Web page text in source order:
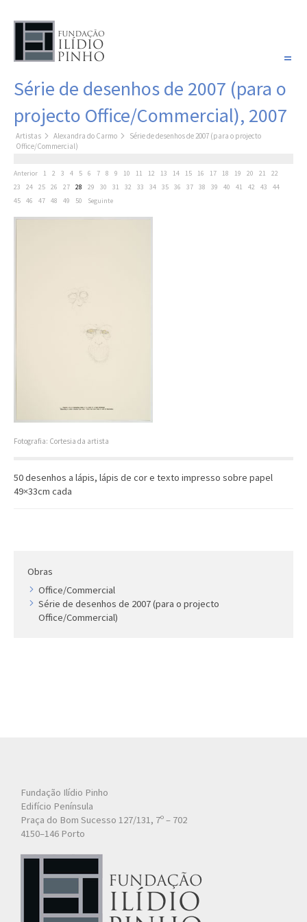
COLEÇÃO SONHOS
Fotografia
Desenho
Cronologia
Série de desenhos de 2007 (para o
projecto Office/Commercial), 2007
Artistas Alexandra do Carmo
Série de desenhos de 2007 (para o projecto
Office/Commercial)
Anterior 1 2 3 4 5 6 7 8 9 10 11 12 13 14 15 16 17 18 19 20 21
22
23
24 25 26 27 28 29 30 31 32 33 34 35 36 37 38 39 40 41 42 43
44
45
46 47 48 49 50 Seguinte
Fotografia: Cortesia da artista
50 desenhos a lápis, lápis de cor e texto impresso sobre papel
49×33cm cada
Obras
Office/Commercial
Série de desenhos de 2007 (para o projecto
Office/Commercial)
Fundação Ilídio Pinho
Edifício Península
Praça do Bom Sucesso 127/131, 7º – 702
4150–146 Porto